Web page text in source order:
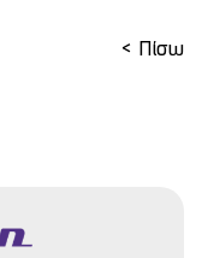
< Πίσω